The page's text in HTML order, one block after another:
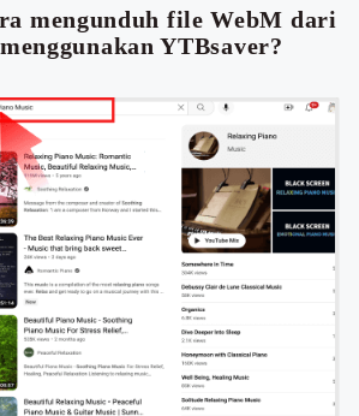
mengunduh file WebM dari
YTBsaver?